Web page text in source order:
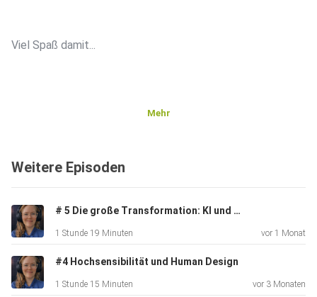
Viel Spaß damit...
Folge mir auf Instagram:
https://www.instagram.com/a.busy.mind/
Folge mir auf LinkedIn:
Mehr
Weitere Episoden
# 5 Die große Transformation: KI und Menschheit - ein Update
1 Stunde 19 Minuten vor 1 Monat
#4 Hochsensibilität und Human Design
1 Stunde 15 Minuten vor 3 Monaten